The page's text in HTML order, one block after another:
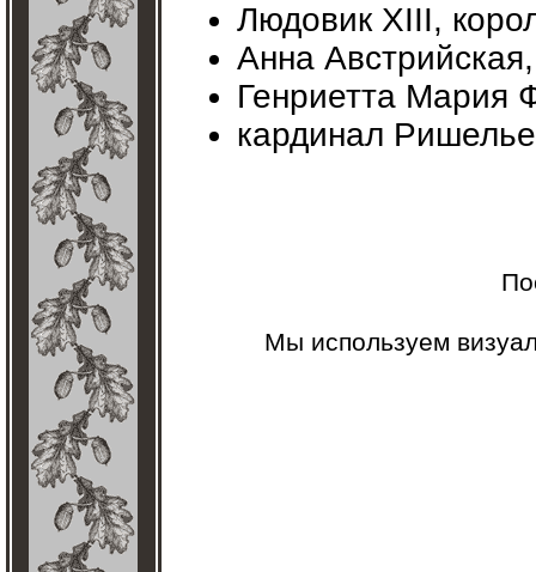
Людовик XIII,
Анна
Генриетта Мария
кардинал
Мы используем